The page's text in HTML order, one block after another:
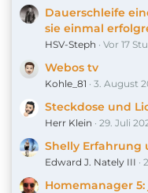
Dauerschleife
sie einmal
HSV-Steph Vor 17
Webos tv
Kohle_81 3. August
Steckdose und
Herr Klein 29. Juli
Shelly Erfahrung
Edward J. Nately III
Homemanager